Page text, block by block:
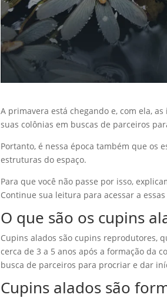
A primavera está chegando e, com ela,
suas colônias em buscas de parceiros
Portanto, é nessa época também que os
estruturas do espaço.
Para que você não passe por isso,
Continue sua leitura para acessar a
O que são os cupins
Cupins alados são cupins reprodutores,
cerca de 3 a 5 anos após a formação da
busca de parceiros para procriar e dar
Cupins alados são